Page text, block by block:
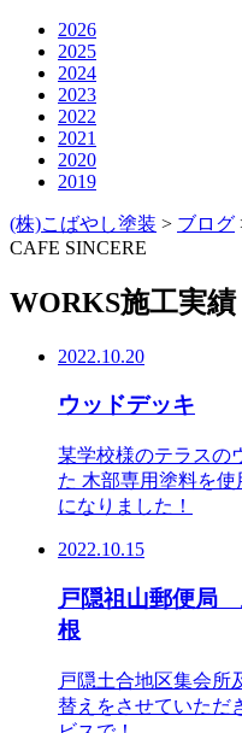
2026
2025
2024
2023
2022
2021
2020
2019
(株)こばやし塗装 > ブログ
CAFE SINCERE
WORKS施工実績
2022.10.20
ウッドデッキ
某学校様のテラスの
た 木部専用塗料を
になりました！
2022.10.15
戸隠祖山郵便局
根
戸隠土合地区集会所
替えをさせていただ